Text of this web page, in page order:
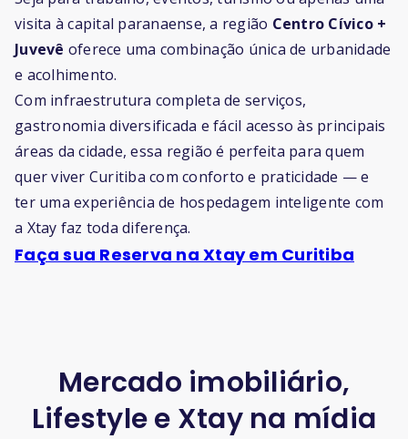
visita à capital paranaense, a região Centro Cívico +
Juvevê oferece uma combinação única de urbanidade
e acolhimento.
Com infraestrutura completa de serviços,
gastronomia diversificada e fácil acesso às principais
áreas da cidade, essa região é perfeita para quem
quer viver Curitiba com conforto e praticidade — e
ter uma experiência de hospedagem inteligente com
a Xtay faz toda diferença.
Faça sua Reserva na Xtay em Curitiba
Mercado imobiliário,
Lifestyle e Xtay na mídia